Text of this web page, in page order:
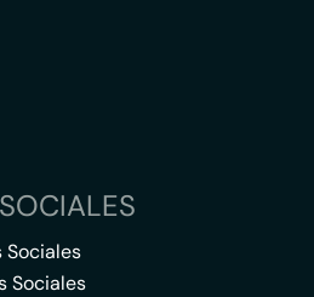
Sociales
Sociales